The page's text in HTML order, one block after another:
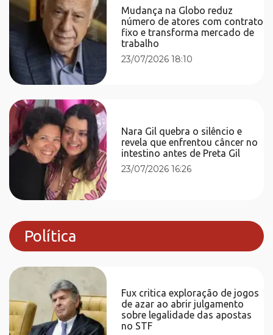
Mudança na Globo reduz
número de atores com contrato
fixo e transforma mercado de
trabalho
23/07/2026 18:10
Nara Gil quebra o silêncio e
revela que enfrentou câncer no
intestino antes de Preta Gil
23/07/2026 16:26
Política
Fux critica exploração de jogos
de azar ao abrir julgamento
sobre legalidade das apostas
no STF